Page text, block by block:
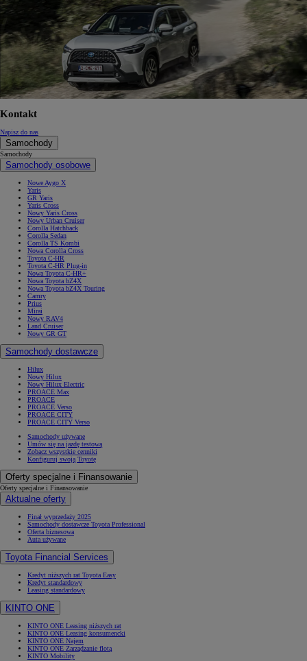
Kontakt
Napisz do nas
Samochody
Samochody
Samochody osobowe
Nowe Aygo X
Yaris
GR Yaris
Yaris Cross
Nowy Yaris Cross
Nowy Urban Cruiser
Corolla Hatchback
Corolla Sedan
Corolla TS Kombi
Nowa Corolla Cross
Toyota C-HR
Toyota C-HR Plug-in
Nowa Toyota C-HR+
Nowa Toyota bZ4X
Nowa Toyota bZ4X Touring
Camry
Prius
Mirai
Nowy RAV4
Land Cruiser
Nowy GR GT
Samochody dostawcze
Hilux
Nowy Hilux
Nowy Hilux Electric
PROACE Max
PROACE
PROACE Verso
PROACE CITY
PROACE CITY Verso
Samochody używane
Umów się na jazdę testową
Zobacz wszystkie cenniki
Konfiguruj swoją Toyotę
Oferty specjalne i Finansowanie
Oferty specjalne i Finansowanie
Aktualne oferty
Finał wyprzedaży 2025
Samochody dostawcze Toyota Professional
Oferta biznesowa
Auta używane
Toyota Financial Services
Kredyt niższych rat Toyota Easy
Kredyt standardowy
Leasing standardowy
KINTO ONE
KINTO ONE Leasing niższych rat
KINTO ONE Leasing konsumencki
KINTO ONE Najem
KINTO ONE Zarządzanie flotą
KINTO Mobility